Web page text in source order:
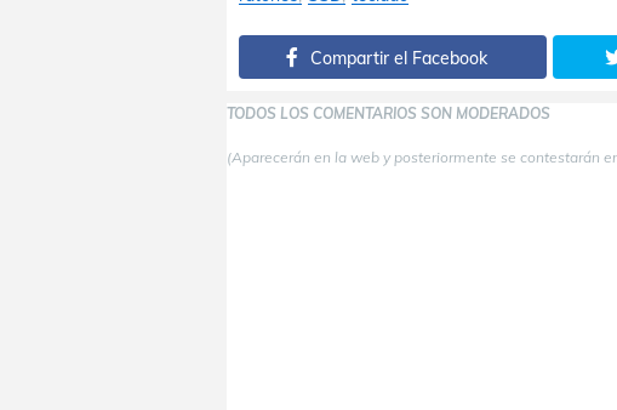
Compartir el Facebook
TODOS LOS COMENTARIOS SON MODERADOS
(Aparecerán en la web y posteriormente se contestarán